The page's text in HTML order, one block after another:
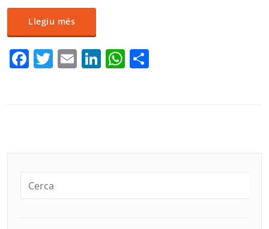
Llegiu més
Facebook
Twitter
EmailLinkedIn
WhatsApp